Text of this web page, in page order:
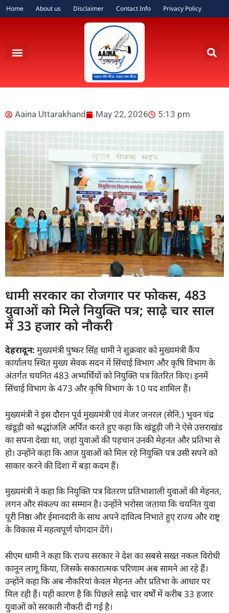
Home About us Disclaimer Contact Info Privacy Policy
Aaina Uttarakhand May 22, 2026 5:13 pm
धामी सरकार का रोजगार पर फोकस, 483
युवाओं को मिले नियुक्ति पत्र; साढ़े चार साल
में 33 हजार को नौकरी
देहरादून: मुख्यमंत्री पुष्कर सिंह धामी ने शुक्रवार को मुख्यमंत्री कैंप
कार्यालय स्थित मुख्य सेवक सदन में सिंचाई विभाग और कृषि विभाग के
अंतर्गत चयनित 483 अभ्यर्थियों को नियुक्ति पत्र वितरित किए। इनमें
सिंचाई विभाग के 473 और कृषि विभाग के 10 पद शामिल हैं।
मुख्यमंत्री ने इस दौरान पूर्व मुख्यमंत्री एवं मेजर जनरल (सेनि.) भुवन चंद्र
खंडूड़ी को श्रद्धांजलि अर्पित करते हुए कहा कि खंडूड़ी जी ने ऐसे उत्तराखंड
का सपना देखा था, जहां युवाओं की पहचान उनकी मेहनत और प्रतिभा से
हो। उन्होंने कहा कि आज युवाओं को मिल रहे नियुक्ति पत्र उसी सपने को
साकार करने की दिशा में बड़ा कदम हैं।
मुख्यमंत्री ने कहा कि नियुक्ति पत्र वितरण प्रतिभाशाली युवाओं की मेहनत,
लगन और संकल्प का सम्मान है। उन्होंने भरोसा जताया कि चयनित युवा
पूरी निष्ठा और ईमानदारी के साथ अपने दायित्व निभाते हुए राज्य और राष्ट्र
के विकास में महत्वपूर्ण योगदान देंगे।
सीएम धामी ने कहा कि राज्य सरकार ने देश का सबसे सख्त नकल विरोधी
कानून लागू किया, जिसके सकारात्मक परिणाम अब सामने आ रहे हैं।
उन्होंने कहा कि अब नौकरियां केवल मेहनत और प्रतिभा के आधार पर
मिल रही हैं। यही कारण है कि पिछले साढ़े चार वर्षों में करीब 33 हजार
युवाओं को सरकारी नौकरी दी गई है।